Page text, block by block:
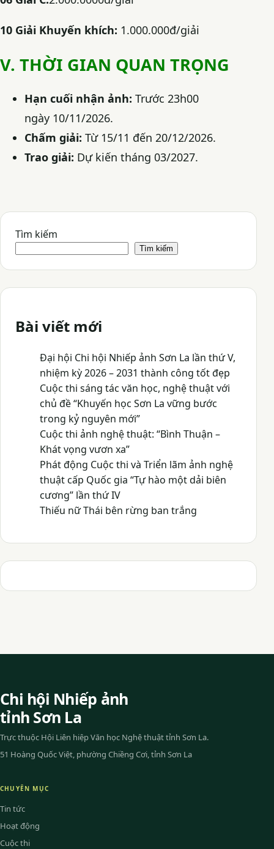
10 Giải Khuyến khích: 1.000.000đ/giải
V. THỜI GIAN QUAN TRỌNG
Hạn cuối nhận ảnh: Trước 23h00
ngày 10/11/2026.
Chấm giải: Từ 15/11 đến 20/12/2026.
Trao giải: Dự kiến tháng 03/2027.
Tìm kiếm
Tìm kiếm
Bài viết mới
Đại hội Chi hội Nhiếp ảnh Sơn La lần thứ V,
nhiệm kỳ 2026 – 2031 thành công tốt đẹp
Cuộc thi sáng tác văn học, nghệ thuật với
chủ đề “Khuyến học Sơn La vững bước
trong kỷ nguyên mới”
Cuộc thi ảnh nghệ thuật: “Bình Thuận –
Khát vọng vươn xa”
Phát động Cuộc thi và Triển lãm ảnh nghệ
thuật cấp Quốc gia “Tự hào một dải biên
cương” lần thứ IV
Thiếu nữ Thái bên rừng ban trắng
Chi hội Nhiếp ảnh
tỉnh Sơn La
Trực thuộc Hội Liên hiệp Văn học Nghệ thuật tỉnh Sơn La.
51 Hoàng Quốc Việt, phường Chiềng Cơi, tỉnh Sơn La
CHUYÊN MỤC
Tin tức
Hoạt động
Cuộc thi